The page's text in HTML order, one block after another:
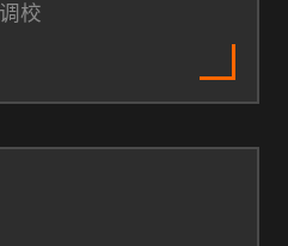
校